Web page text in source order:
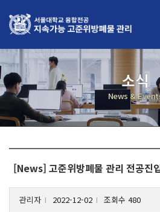
전공소개
인사말
운영목표
참여학과
협력기관
교과구성
소식
News &
[News] 고준위방폐물 관리 전공진
관리자 2022-12-02 조회수 480